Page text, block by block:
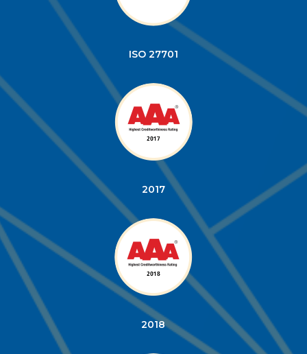
ISO 27701
2017
2018